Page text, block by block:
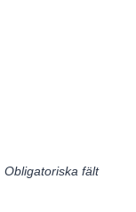
Obligatoriska fält